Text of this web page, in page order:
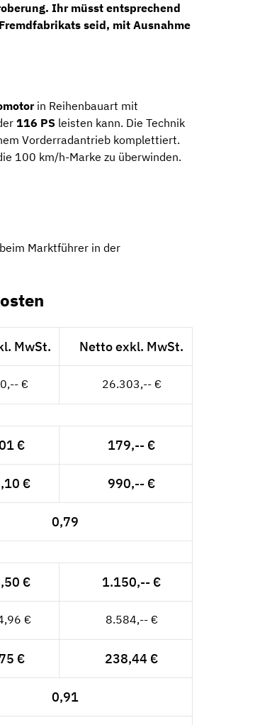
. Ihr müsst entsprechend
seid, mit Ausnahme
in Reihenbauart mit
116 PS leisten kann. Die Technik
Vorderradantrieb komplettiert.
100 km/h-Marke zu überwinden.
Marktführer in der
MwSt. Netto exkl. MwSt.
€ 26.303,-- €
€ 179,-- €
€ 990,-- €
0,79
€ 1.150,-- €
€ 8.584,-- €
€ 238,44 €
0,91